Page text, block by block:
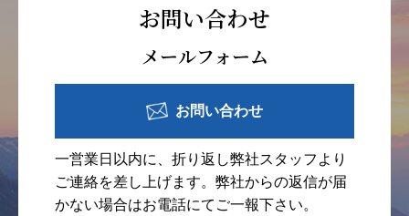
お問い合わせ
メールフォーム
お問い合わせ
一営業日以内に、折り返し弊社スタッフより
ご連絡を差し上げます。弊社からの返信が届
かない場合はお電話にてご一報下さい。